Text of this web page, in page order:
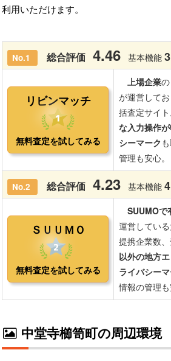
利用いただけます。
中堂寺櫛笥町の周辺環境